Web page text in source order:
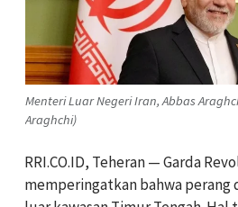
Menteri Luar Negeri Iran, Abbas
Araghchi)
RRI.CO.ID, Teheran — Garda
memperingatkan bahwa perang